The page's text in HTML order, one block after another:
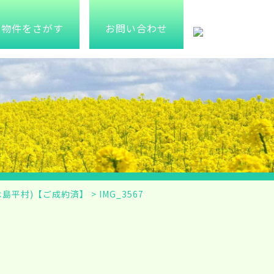
物件をさがす お問い合わせ
平村)【ご成約済】 > IMG_3567